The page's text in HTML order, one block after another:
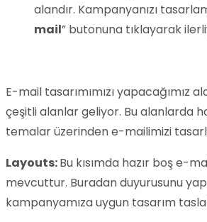
alandır. Kampanyanızı
mail” butonuna tıklayarak
E-mail tasarımımızı yapacağımız
çeşitli alanlar geliyor. Bu alanlarda
temalar üzerinden e-mailimizi
Layouts:Bu kısımda hazır boş e-
mevcuttur. Buradan duyurusunu
kampanyamıza uygun tasarım